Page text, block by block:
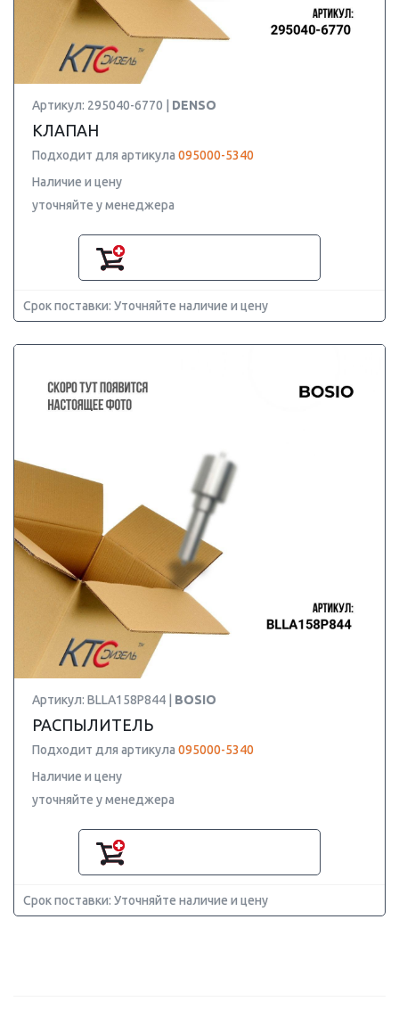
Артикул: 295040-6770 | DENSO
КЛАПАН
Подходит для артикула 095000-5340
Наличие и цену
уточняйте у менеджера
Срок поставки: Уточняйте наличие и цену
Артикул: BLLA158P844 | BOSIO
РАСПЫЛИТЕЛЬ
Подходит для артикула 095000-5340
Наличие и цену
уточняйте у менеджера
Срок поставки: Уточняйте наличие и цену